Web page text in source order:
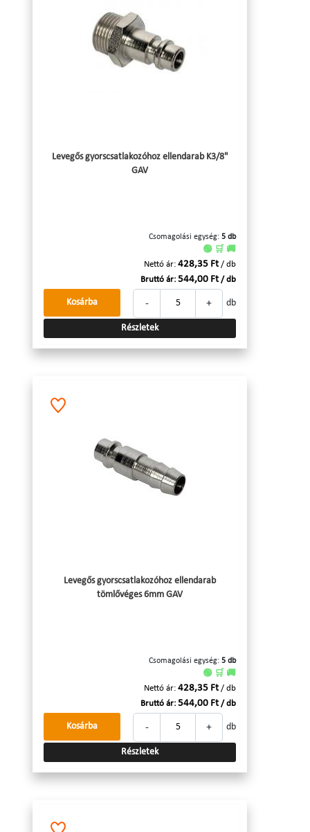
Levegős gyorscsatlakozóhoz ellendarab K3/8"
GAV
Csomagolási egység: 5 db
🟢 🛒 🚚
Nettó ár: 428,35 Ft / db
Bruttó ár: 544,00 Ft / db
- + db
Kosárba
Részletek
Levegős gyorscsatlakozóhoz ellendarab
tömlővéges 6mm GAV
Csomagolási egység: 5 db
🟢 🛒 🚚
Nettó ár: 428,35 Ft / db
Bruttó ár: 544,00 Ft / db
- + db
Kosárba
Részletek